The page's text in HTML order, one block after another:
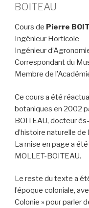
BOITEAU
Cours de Pierre
Ingénieur Horticole
Ingénieur
Correspondant du
Membre de
Ce cours a été
botaniques en 2002
BOITEAU, docteur
d’histoire naturelle de
La mise en page a
MOLLET-BOITEAU.
Le reste du texte a
l’époque coloniale,
Colonie » pour parler